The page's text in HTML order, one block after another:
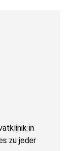
in
zu jeder